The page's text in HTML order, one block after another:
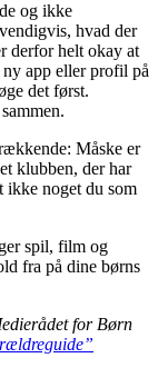
og ikke
hvad der
derfor helt okay at
app eller profil på
det først.
Måske er
klubben, der har
ikke noget du som
spil, film og
fra på dine børns
for Børn